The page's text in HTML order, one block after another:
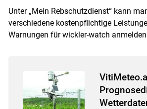
Unter „Mein Rebschutzdienst“ kann
verschiedene kostenpflichtige
Warnungen für wickler-watch